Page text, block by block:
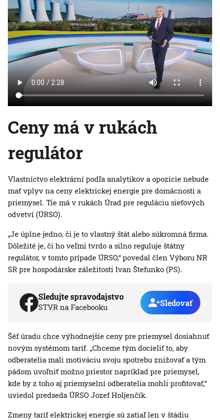
Ceny má v rukách
regulátor
Vlastníctvo elektrární podľa analytikov a opozície nebude
mať vplyv na ceny elektrickej energie pre domácnosti a
priemysel. Tie má v rukách Úrad pre reguláciu sieťových
odvetví (ÚRSO).
„Je úplne jedno, či je to vlastný štát alebo súkromná firma.
Dôležité je, či ho veľmi tvrdo a silno reguluje štátny
regulátor, v tomto prípade ÚRSO,“ povedal člen Výboru NR
SR pre hospodárske záležitosti Ivan Štefunko (PS).
Sledujte spravodajstvo
STVR na Facebooku Sledovať
Šéf úradu chce výhodnejšie ceny pre priemysel dosiahnuť
novým systémom taríf. „Chceme tým docieliť to, aby
odberatelia mali motiváciu svoju spotrebu znižovať a tým
pádom uvoľniť možno priestor napríklad pre priemysel,
kde by z toho aj priemyselní odberatelia mohli profitovať,“
uviedol predseda ÚRSO Jozef Holjenčík.
Zmeny taríf elektrickej energie sú zatiaľ len v štádiu